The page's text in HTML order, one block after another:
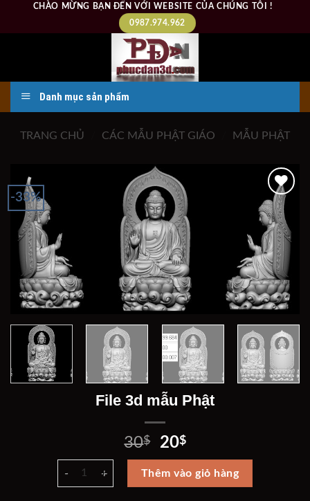
CHÀO MỪNG BẠN ĐẾN VỚI WEBSITE CỦA CHÚNG TÔI !
0987.974.962
Danh mục sản phẩm
TRANG CHỦ CÁC MẪU PHẬT GIÁO MẪU PHẬT
-33%
Add to
wishlist
File 3d mẫu Phật
30$
Giá
gốc
là:
30$.
20$Giá
hiện
tại
là:
File 3d mẫu Phật số lượng
Thêm vào giỏ hàng